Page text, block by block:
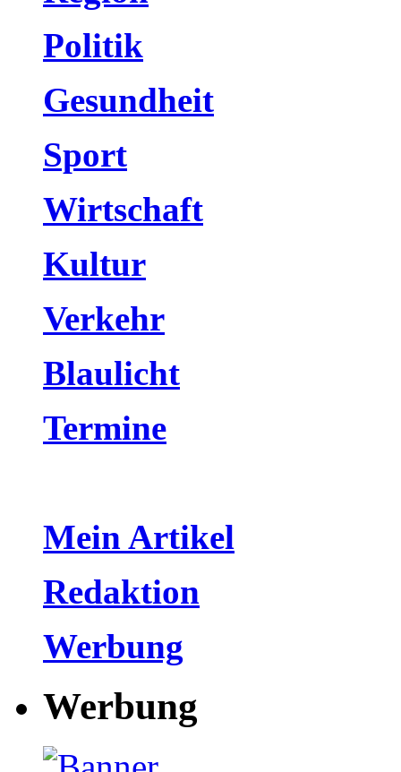
Politik
Gesundheit
Sport
Wirtschaft
Kultur
Verkehr
Blaulicht
Termine
Mein Artikel
Redaktion
Werbung
Werbung